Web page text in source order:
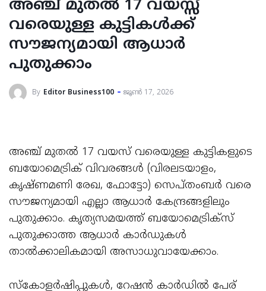
അഞ്ച് മുതല്‍ 17 വയസ്സ്
വരെയുള്ള കുട്ടികള്‍ക്ക്
സൗജന്യമായി ആധാര്‍
പുതുക്കാം
By Editor Business100 ജൂൺ 17, 2026
അഞ്ച് മുതല്‍ 17 വയസ് വരെയുള്ള കുട്ടികളുടെ
ബയോമെട്രിക് വിവരങ്ങള്‍ (വിരലടയാളം,
കൃഷ്ണമണി രേഖ, ഫോട്ടോ) സെപ്തംബര്‍ വരെ
സൗജന്യമായി എല്ലാ ആധാര്‍ കേന്ദ്രങ്ങളിലും
പുതുക്കാം. കൃത്യസമയത്ത് ബയോമെട്രിക്സ്
പുതുക്കാത്ത ആധാര്‍ കാര്‍ഡുകള്‍
താല്‍ക്കാലികമായി അസാധുവായേക്കാം.
സ്‌കോളര്‍ഷിപ്പുകള്‍, റേഷന്‍ കാര്‍ഡില്‍ പേര്